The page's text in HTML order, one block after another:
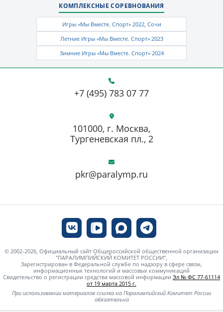
КОМПЛЕКСНЫЕ СОРЕВНОВАНИЯ
Игры «Мы Вместе. Спорт» 2022, Сочи
Летние Игры «Мы Вместе. Спорт» 2023
Зимние Игры «Мы Вместе. Спорт» 2024
+7 (495) 783 07 77
pkr@paralymp.ru
101000, г. Москва,
Тургеневская пл., 2
© 2002-2026, Официальный сайт Общероссийской общественной организации
"ПАРАЛИМПИЙСКИЙ КОМИТЕТ РОССИИ",
Зарегистрирован в Федеральной службе по надзору в сфере связи,
информационных технологий и массовых коммуникаций
Свидетельство о регистрации средства массовой информации Эл № ФС 77-61114
от 19 марта 2015 г.
При использовании материалов ссылка на Паралимпийский Комитет России
обязательна